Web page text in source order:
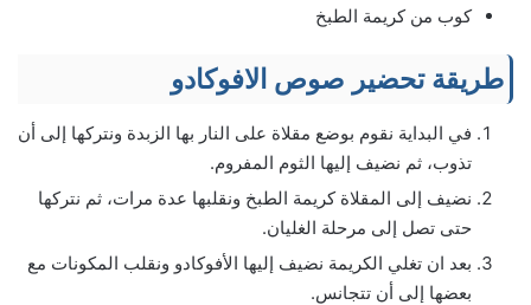
كوب من كريمة الطبخ
طريقة تحضير صوص الافوكادو
في البداية نقوم بوضع مقلاة على النار بها الزبدة ونتركها إلى أن
تذوب، ثم نضيف إليها الثوم المفروم.
نضيف إلى المقلاة كريمة الطبخ ونقلبها عدة مرات، ثم نتركها
حتى تصل إلى مرحلة الغليان.
بعد ان تغلي الكريمة نضيف إليها الأفوكادو ونقلب المكونات مع
بعضها إلى أن تتجانس.